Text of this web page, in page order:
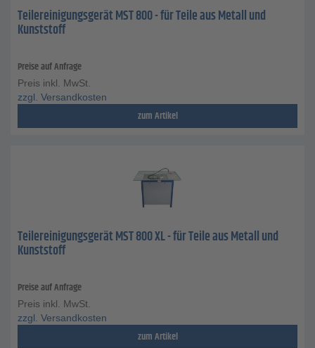
Teilereinigungsgerät MST 800 - für Teile aus Metall und
Kunststoff
Preise auf Anfrage
Preis inkl. MwSt.
zzgl. Versandkosten
zum Artikel
Teilereinigungsgerät MST 800 XL - für Teile aus Metall und
Kunststoff
Preise auf Anfrage
Preis inkl. MwSt.
zzgl. Versandkosten
zum Artikel